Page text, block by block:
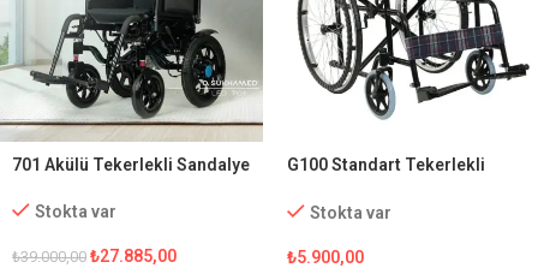
701 Akülü Tekerlekli Sandalye
Stokta var
₺39.000,00 ₺27.885,00
G100 Standart Tekerlekli
Stokta var
₺5.900,00